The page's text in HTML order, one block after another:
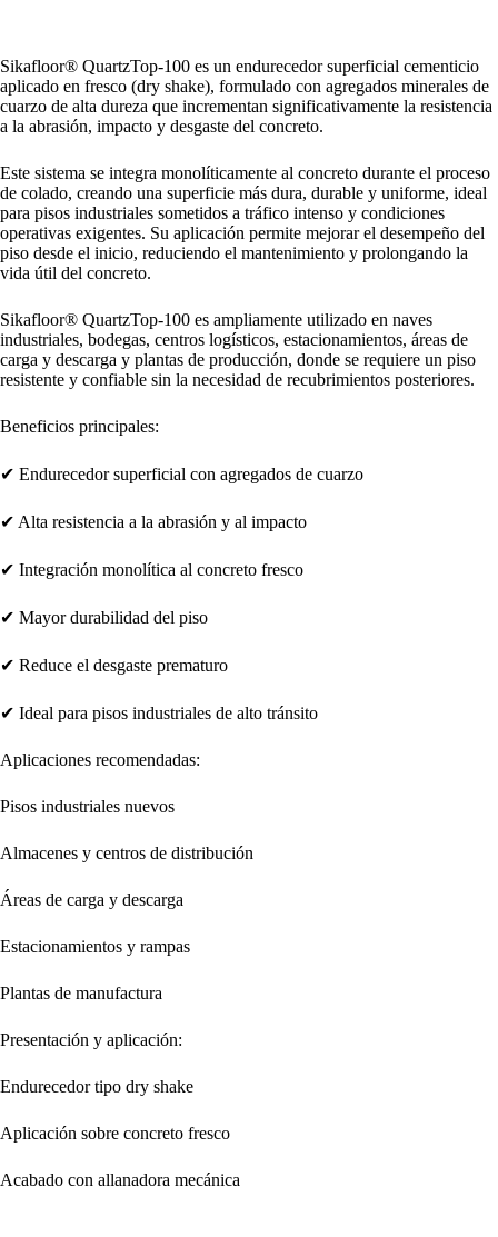
Sikafloor® QuartzTop-100 es un endurecedor superficial cementicio
aplicado en fresco (dry shake), formulado con agregados minerales de
cuarzo de alta dureza que incrementan significativamente la resistencia
a la abrasión, impacto y desgaste del concreto.
Este sistema se integra monolíticamente al concreto durante el proceso
de colado, creando una superficie más dura, durable y uniforme, ideal
para pisos industriales sometidos a tráfico intenso y condiciones
operativas exigentes. Su aplicación permite mejorar el desempeño del
piso desde el inicio, reduciendo el mantenimiento y prolongando la
vida útil del concreto.
Sikafloor® QuartzTop-100 es ampliamente utilizado en naves
industriales, bodegas, centros logísticos, estacionamientos, áreas de
carga y descarga y plantas de producción, donde se requiere un piso
resistente y confiable sin la necesidad de recubrimientos posteriores.
Beneficios principales:
✔ Endurecedor superficial con agregados de cuarzo
✔ Alta resistencia a la abrasión y al impacto
✔ Integración monolítica al concreto fresco
✔ Mayor durabilidad del piso
✔ Reduce el desgaste prematuro
✔ Ideal para pisos industriales de alto tránsito
Aplicaciones recomendadas:
Pisos industriales nuevos
Almacenes y centros de distribución
Áreas de carga y descarga
Estacionamientos y rampas
Plantas de manufactura
Presentación y aplicación:
Endurecedor tipo dry shake
Aplicación sobre concreto fresco
Acabado con allanadora mecánica